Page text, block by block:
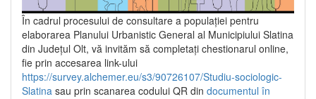
În cadrul procesului de consultare a populaţiei pentru
elaborarea Planului Urbanistic General al Municipiului Slatina
din Județul Olt, vă invităm să completați chestionarul online,
fie prin accesarea link-ului
https://survey.alchemer.eu/s3/90726107/Studiu-sociologic-
Slatina sau prin scanarea codului QR din documentul în